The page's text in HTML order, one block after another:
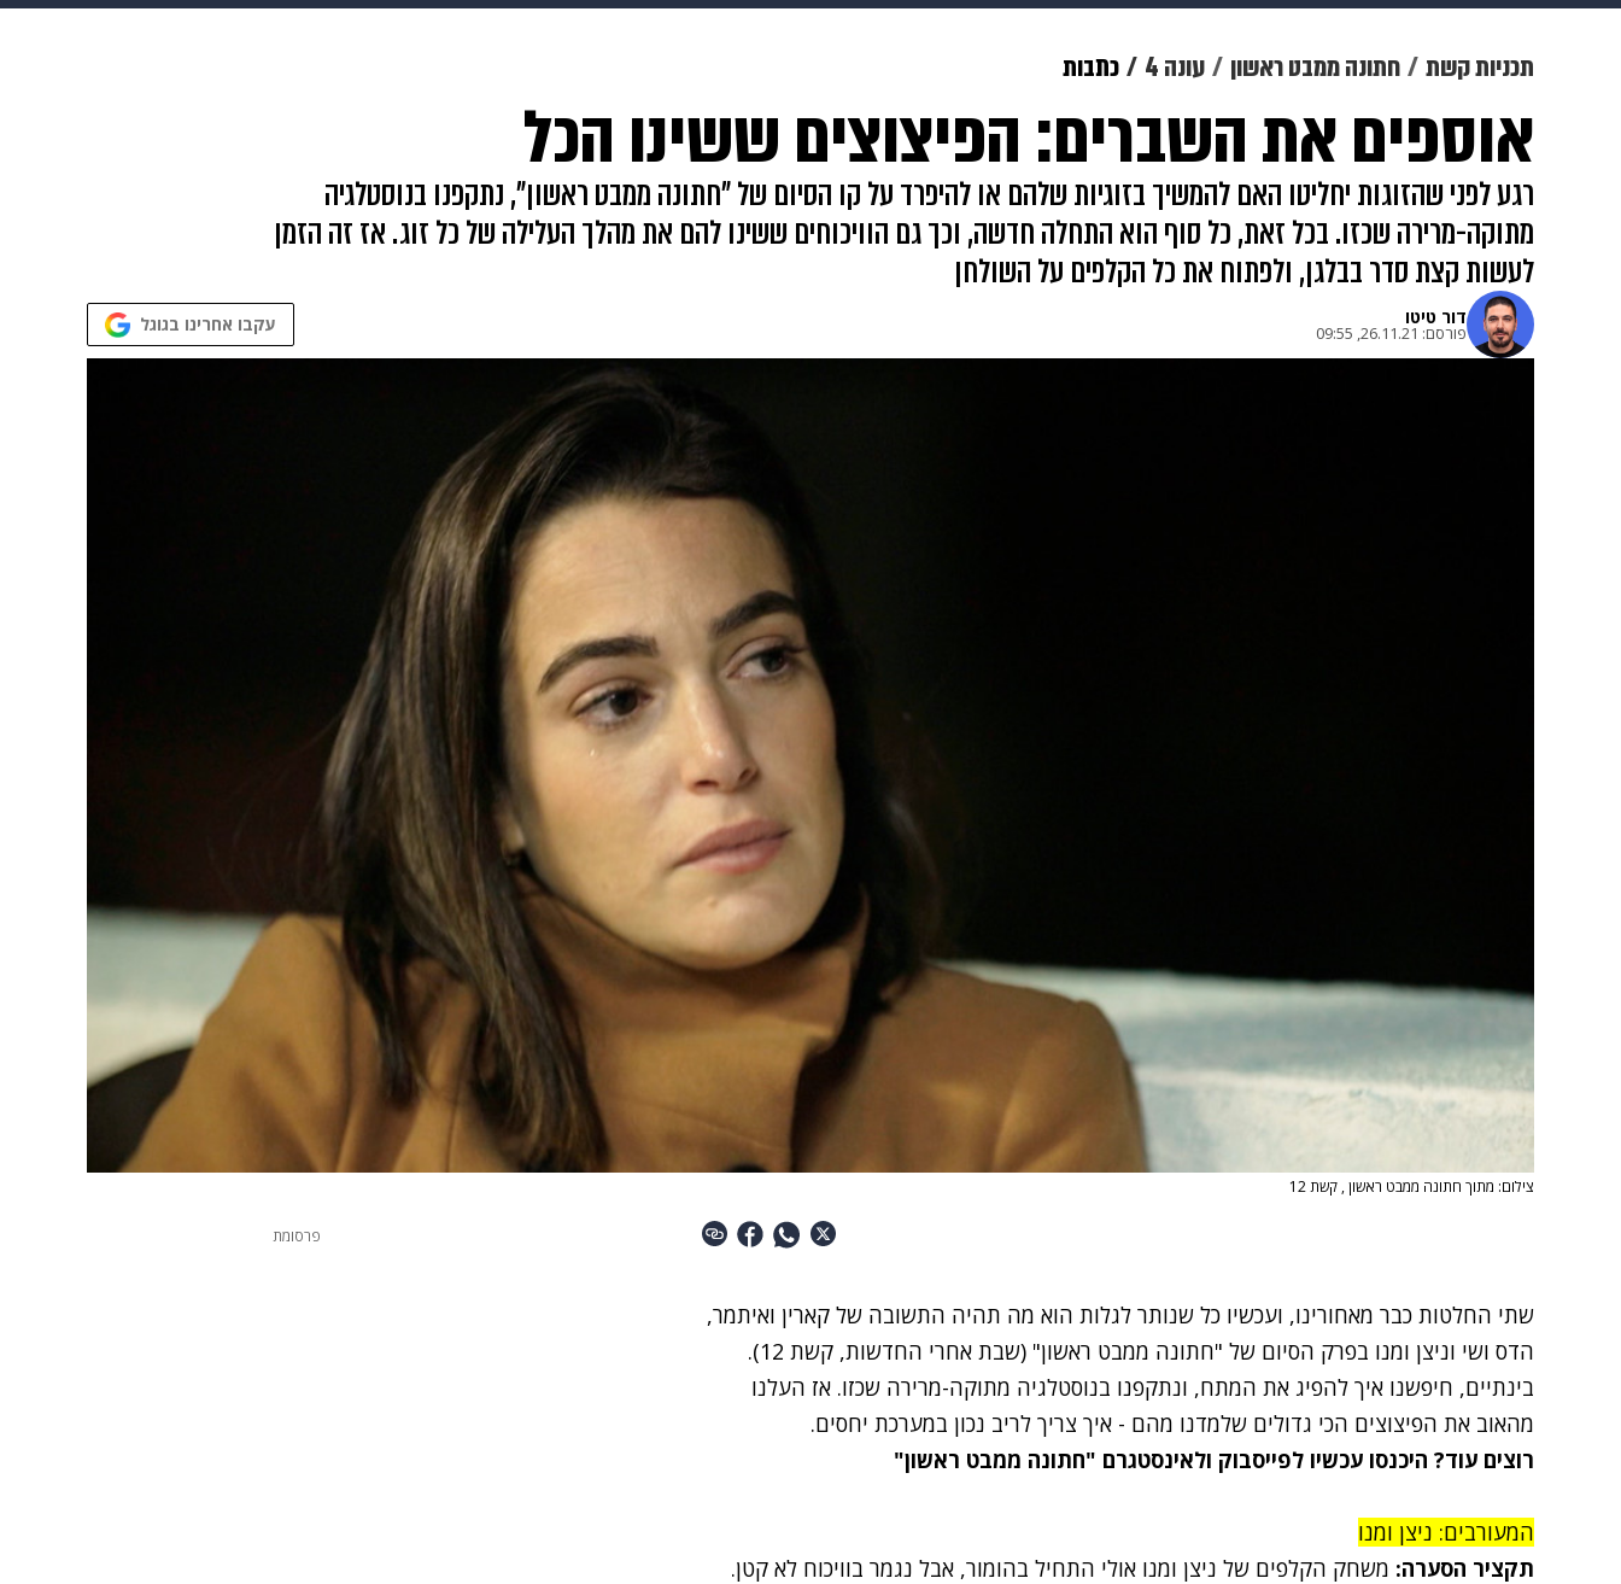
תרבות צבא וביטחון makoZ בריאות
גאווה ויוה משפט תשעה חודשים מתכונים פרויקטים מיוחדים
תכניות קשת חתונה ממבט ראשון עונה 4 כתבות
אוספים את השברים: הפיצוצים ששינו הכל
רגע לפני שהזוגות יחליטו האם להמשיך בזוגיות שלהם או להיפרד על קו הסיום של "חתונה ממבט ראשון", נתקפנו בנוסטלגיה
מתוקה-מרירה שכזו. בכל זאת, כל סוף הוא התחלה חדשה, וכך גם הוויכוחים ששינו להם את מהלך העלילה של כל זוג. אז זה הזמן
לעשות קצת סדר בבלגן, ולפתוח את כל הקלפים על השולחן
דור טיטו
פורסם: 26.11.21, 09:55 עקבו אחרינו בגוגל
צילום: מתוך חתונה ממבט ראשון , קשת 12
שתי החלטות כבר מאחורינו, ועכשיו כל שנותר לגלות הוא מה תהיה התשובה של קארין ואיתמר,
הדס ושי וניצן ומנו בפרק הסיום של "חתונה ממבט ראשון" (שבת אחרי החדשות, קשת 12).
בינתיים, חיפשנו איך להפיג את המתח, ונתקפנו בנוסטלגיה מתוקה-מרירה שכזו. אז העלנו
מהאוב את הפיצוצים הכי גדולים שלמדנו מהם - איך צריך לריב נכון במערכת יחסים.
רוצים עוד? היכנסו עכשיו לפייסבוק ולאינסטגרם "חתונה ממבט ראשון"
המעורבים: ניצן ומנו
תקציר הסערה: משחק הקלפים של ניצן ומנו אולי התחיל בהומור, אבל נגמר בוויכוח לא קטן.
פרסומת